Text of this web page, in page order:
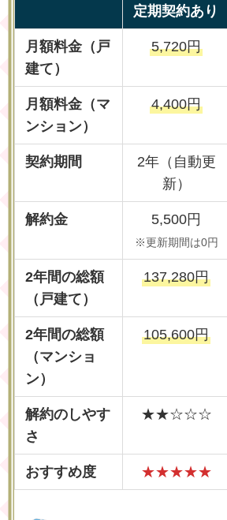
定期契約あり
月額料金（戸
建て）
5,720円
月額料金（マ
ンション）
4,400円
契約期間
2年（自動更
新）
解約金 5,500円
※更新期間は0円
2年間の総額
（戸建て）
137,280円
2年間の総額
（マンショ
ン）
105,600円
解約のしやす
さ
★★☆☆☆
おすすめ度 ★★★★★